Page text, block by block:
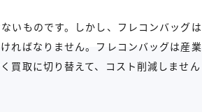
いものです。しかし、フレコンバッグは
ればなりません。フレコンバッグは産業
買取に切り替えて、コスト削減しません